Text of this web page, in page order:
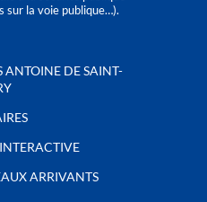
sur la voie publique…).
ANTOINE DE SAINT-
ARRIVANTS